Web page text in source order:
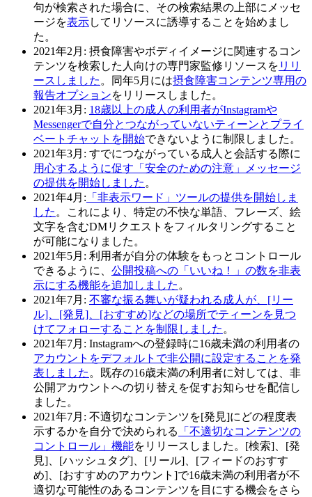
句が検索された場合に、その検索結果の上部にメッセ
ージを表示してリソースに誘導することを始めまし
た。
2021年2月: 摂食障害やボディイメージに関連するコン
テンツを検索した人向けの専門家監修リソースを リリ
ースしました 。同年5月には摂食障害コンテンツ専用の
報告オプションをリリースしました。
2021年3月: 18歳以上の成人の利用者がInstagramや
Messengerで自分とつながっていないティーンとプライ
ベートチャットを開始できないように制限しました。
2021年3月: すでにつながっている成人と会話する際に
用心するように促す「安全のための注意」メッセージ
の提供を開始しました 。
2021年4月: 「非表示ワード」ツールの提供を開始しま
した 。これにより、特定の不快な単語、フレーズ、絵
文字を含むDMリクエストをフィルタリングすること
が可能になりました。
2021年5月: 利用者が自分の体験をもっとコントロール
できるように、 公開投稿への「いいね！」の数を非表
示にする機能を追加しました 。
2021年7月: 不審な振る舞いが疑われる成人が、[リー
ル]、[発見]、[おすすめ]などの場所でティーンを見つ
けてフォローすることを制限しました 。
2021年7月 : Instagramへの登録時に16歳未満の利用者の
アカウントをデフォルトで非公開に設定することを発
表しました 。既存の16歳未満の利用者に対しては、非
公開アカウントへの切り替えを促すお知らせを配信し
ました。
2021年7月 : 不適切なコンテンツを[発見]にどの程度表
示するかを自分で決められる
「不適切なコンテンツの
コントロール」機能をリリースしました。[検索]、[発
見]、[ハッシュタグ]、[リール]、[フィードのおすす
め]、[おすすめのアカウント]で16歳未満の利用者が不
適切な可能性のあるコンテンツを目にする機会をさら